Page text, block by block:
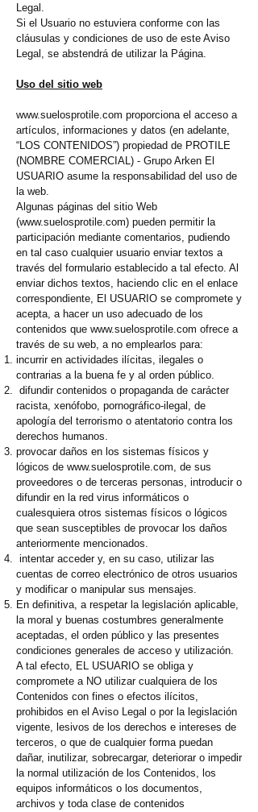
Legal.
Si el Usuario no estuviera conforme con las
cláusulas y condiciones de uso de este Aviso
Legal, se abstendrá de utilizar la Página.
Uso del sitio web
www.suelosprotile.com proporciona el acceso a
artículos, informaciones y datos (en adelante,
“LOS CONTENIDOS”) propiedad de PROTILE
(NOMBRE COMERCIAL) - Grupo Arken El
USUARIO asume la responsabilidad del uso de
la web.
Algunas páginas del sitio Web
(www.suelosprotile.com) pueden permitir la
participación mediante comentarios, pudiendo
en tal caso cualquier usuario enviar textos a
través del formulario establecido a tal efecto. Al
enviar dichos textos, haciendo clic en el enlace
correspondiente, El USUARIO se compromete y
acepta, a hacer un uso adecuado de los
contenidos que www.suelosprotile.com ofrece a
través de su web, a no emplearlos para:
incurrir en actividades ilícitas, ilegales o
contrarias a la buena fe y al orden público.
difundir contenidos o propaganda de carácter
racista, xenófobo, pornográfico-ilegal, de
apología del terrorismo o atentatorio contra los
derechos humanos.
provocar daños en los sistemas físicos y
lógicos de www.suelosprotile.com, de sus
proveedores o de terceras personas, introducir o
difundir en la red virus informáticos o
cualesquiera otros sistemas físicos o lógicos
que sean susceptibles de provocar los daños
anteriormente mencionados.
intentar acceder y, en su caso, utilizar las
cuentas de correo electrónico de otros usuarios
y modificar o manipular sus mensajes.
En definitiva, a respetar la legislación aplicable,
la moral y buenas costumbres generalmente
aceptadas, el orden público y las presentes
condiciones generales de acceso y utilización.
A tal efecto, EL USUARIO se obliga y
compromete a NO utilizar cualquiera de los
Contenidos con fines o efectos ilícitos,
prohibidos en el Aviso Legal o por la legislación
vigente, lesivos de los derechos e intereses de
terceros, o que de cualquier forma puedan
dañar, inutilizar, sobrecargar, deteriorar o impedir
la normal utilización de los Contenidos, los
equipos informáticos o los documentos,
archivos y toda clase de contenidos